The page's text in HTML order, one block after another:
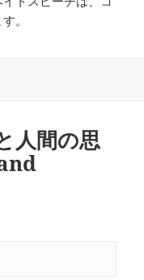
。
間の思